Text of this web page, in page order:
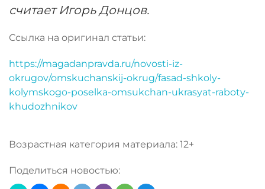
считает Игорь Донцов.
Ссылка на оригинал статьи:
https://magadanpravda.ru/novosti-iz-
okrugov/omskuchanskij-okrug/fasad-shkoly-
kolymskogo-poselka-omsukchan-ukrasyat-raboty-
khudozhnikov
Возрастная категория материала: 12+
Поделиться новостью: